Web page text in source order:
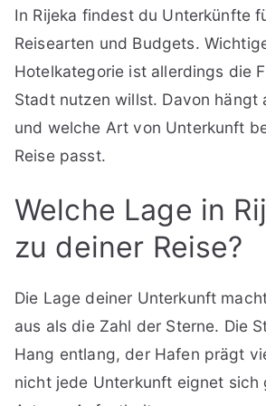
In Rijeka findest du Unterkünfte
Reisearten und Budgets.
Hotelkategorie ist allerdings die
Stadt nutzen willst. Davon hängt
und welche Art von Unterkunft
Reise passt.
Welche Lage in
zu deiner Reise?
Die Lage deiner Unterkunft
aus als die Zahl der Sterne. Die
Hang entlang, der Hafen prägt
nicht jede Unterkunft eignet